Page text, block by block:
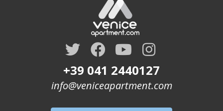
+39 041 2440127
info@veniceapartment.com